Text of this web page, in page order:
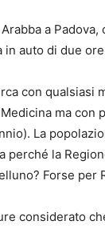
a
auto di due
con
ma
La
la
Forse
considerato